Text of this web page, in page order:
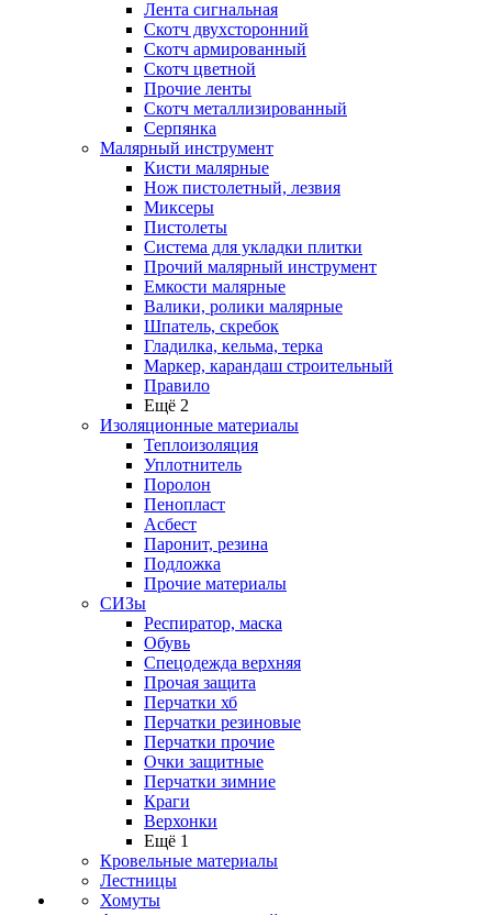
Лента сигнальная
Скотч двухсторонний
Скотч армированный
Скотч цветной
Прочие ленты
Скотч металлизированный
Серпянка
Малярный инструмент
Кисти малярные
Нож пистолетный, лезвия
Миксеры
Пистолеты
Система для укладки плитки
Прочий малярный инструмент
Емкости малярные
Валики, ролики малярные
Шпатель, скребок
Гладилка, кельма, терка
Маркер, карандаш строительный
Правило
Ещё 2
Изоляционные материалы
Теплоизоляция
Уплотнитель
Поролон
Пенопласт
Асбест
Паронит, резина
Подложка
Прочие материалы
СИЗы
Респиратор, маска
Обувь
Спецодежда верхняя
Прочая защита
Перчатки хб
Перчатки резиновые
Перчатки прочие
Очки защитные
Перчатки зимние
Краги
Верхонки
Ещё 1
Кровельные материалы
Лестницы
Хомуты